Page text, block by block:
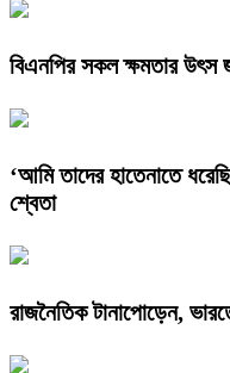
বিএনপির সকল ক্ষমতার উৎস
‘আমি তাদের হাতেনাতে
শ্বেতা
রাজনৈতিক টানাপোড়েন,